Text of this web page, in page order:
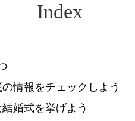
Index
情報をチェックしよう
婚式を挙げよう